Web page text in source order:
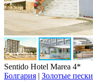
Sentido Hotel Marea 4*
Болгария | Золотые пески